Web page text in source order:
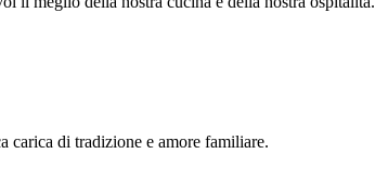
carica di tradizione e amore familiare.